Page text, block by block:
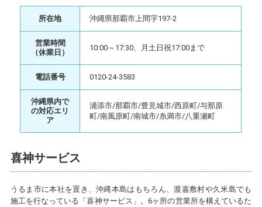
所在地 沖縄県那覇市上間字197-2
営業時間
（休業日）
10:00～17:30、月土日祝17:00まで
電話番号 0120-24-3583
沖縄県内で
の対応エリ
ア
浦添市/那覇市/豊見城市/西原町/与那原
町/南風原町/南城市/糸満市/八重瀬町
喜神サービス
うるま市に本社を置き、沖縄本島はもちろん、渡嘉敷村や久米島でも
施工を行なっている「喜神サービス」。6ヶ所の営業所を構えているた